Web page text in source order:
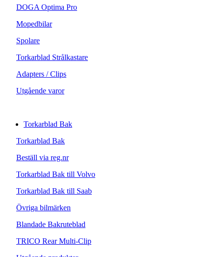
DOGA Optima Pro
Mopedbilar
Spolare
Torkarblad Strålkastare
Adapters / Clips
Utgående varor
Torkarblad Bak
Torkarblad Bak
Beställ via reg.nr
Torkarblad Bak till Volvo
Torkarblad Bak till Saab
Övriga bilmärken
Blandade Bakruteblad
TRICO Rear Multi-Clip